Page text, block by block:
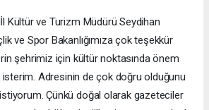
Kültür ve Turizm Müdürü Seydihan
ve Spor Bakanlığımıza çok teşekkür
şehrimiz için kültür noktasında önem
Adresinin de çok doğru olduğunu
Çünkü doğal olarak gazeteciler